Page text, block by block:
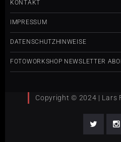
KONTAKT
IMPRESSUM
DATENSCHUTZHINWEISE
FOTOWORKSHOP NEWSLETTER
Copyright © 2024 | Lars